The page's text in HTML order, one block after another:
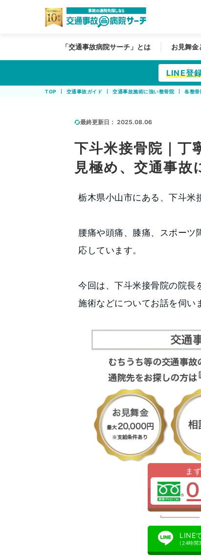
「交通事故病院サーチ」とは お見舞金
LINE登
TOP 交通事故ガイド 交通事故施術に強い整骨院 各整骨
最終更新日： 2025.08.06
下斗米接骨院｜丁
見極め、交通事故
栃木県小山市にある、下斗米
腰痛や頭痛、膝痛、スポーツ
応しています。
今回は、下斗米接骨院の院長
施術などについてお話を伺い
ま
LINE
(24時間